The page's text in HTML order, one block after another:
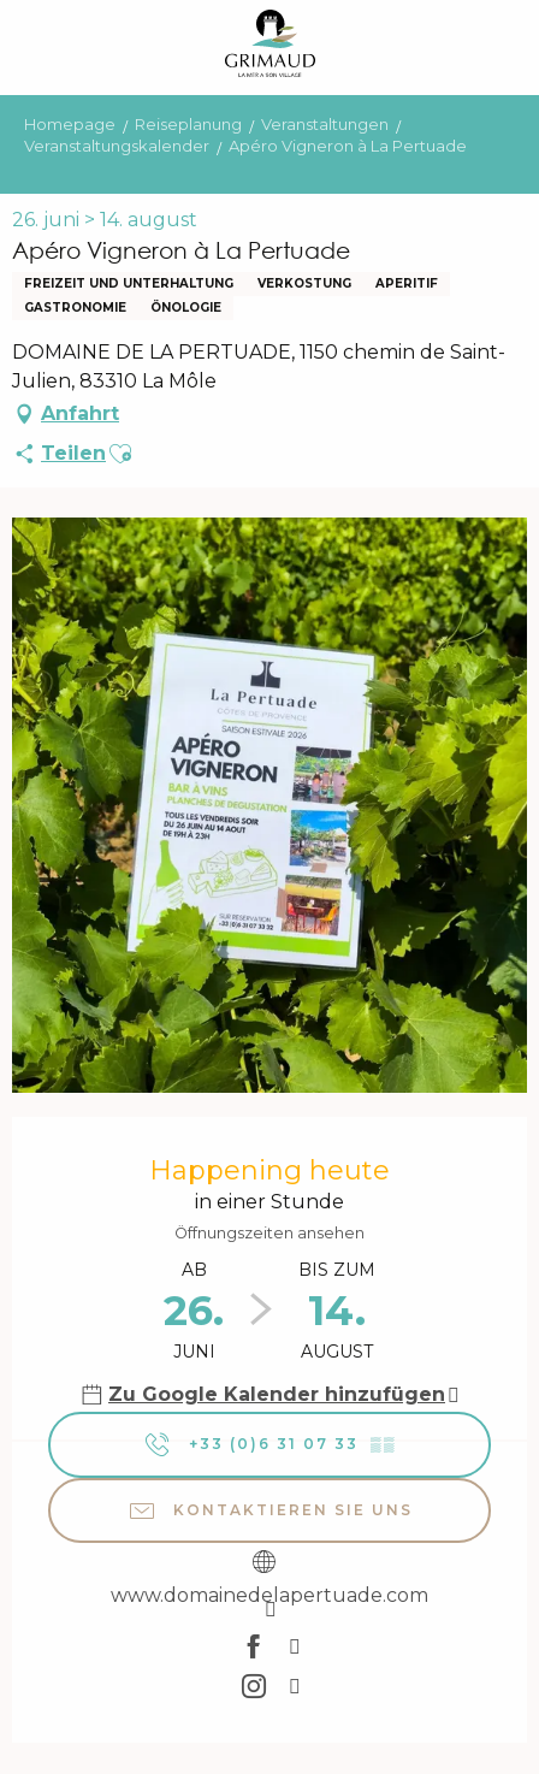
principal
Homepage Reiseplanung
Veranstaltungen
Veranstaltungskalender
Apéro Vigneron à La Pertuade
26. juni > 14. august
Apéro Vigneron à La Pertuade
FREIZEIT UND UNTERHALTUNG VERKOSTUNG
APERITIF
GASTRONOMIE
ÖNOLOGIE
DOMAINE DE LA PERTUADE, 1150 chemin de Saint-
Julien, 83310 La Môle
Anfahrt
Teilen Ajouter aux favoris
Happening heute
in einer Stunde
Öffnungszeiten ansehen
AB
26.
JUNI
BIS ZUM
14.
AUGUST
Zu Google Kalender hinzufügen
+33 (0)6 31 07 33 ▒▒
KONTAKTIEREN SIE UNS
www.domainedelapertuade.com